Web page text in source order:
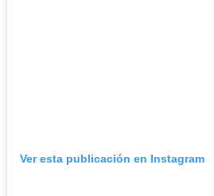
Ver esta publicación en Instagram